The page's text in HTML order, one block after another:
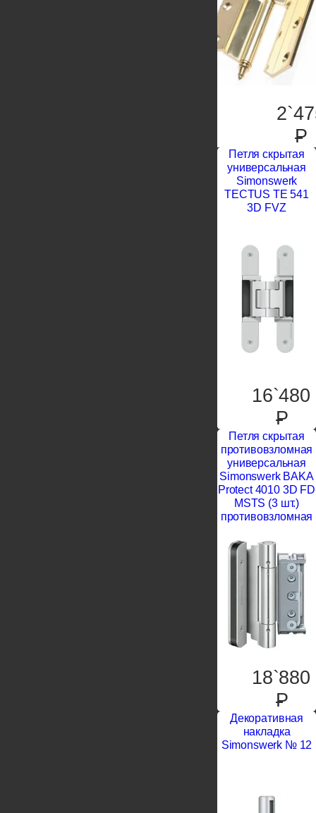
P
Петля скрытая
универсальная
Simonswerk
TECTUS TE 541
3D FVZ
16`480
P
Петля скрытая
противовзломная
универсальная
Simonswerk BAKA
Protect 4010 3D FD
MSTS (3 шт.)
противовзломная
18`880
P
Декоративная
накладка
Simonswerk № 12